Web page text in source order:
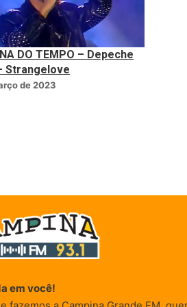
DO TEMPO – Depeche
Strangelove
de 2023
em você!